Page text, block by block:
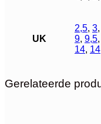
UK
2,5, 3,
9, 9,5,
14,
Gerelateerde